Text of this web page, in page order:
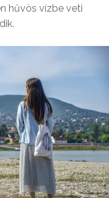
hűvös vízbe veti